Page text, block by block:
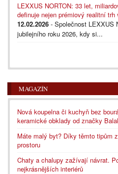
LEXXUS NORTON: 33 let,
definuje nejen prémiový realitní trh
12.02.2026 - Společnost LEXXUS
jubilejního roku 2026, kdy si...
MAGAZÍN
Nová koupelna či kuchyň bez
keramické obklady od značky
Máte malý byt? Díky těmto tipům
prostoru
Chaty a chalupy zažívají návrat.
nejkrásnějších interiérů